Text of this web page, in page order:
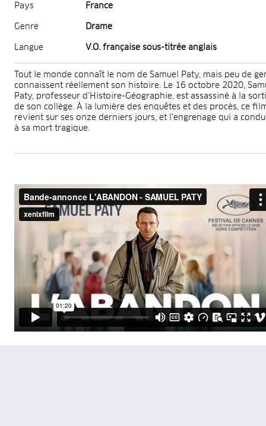
Pays France
Genre Drame
Langue V.O. française sous-titrée anglais
Tout le monde connaît le nom de Samuel Paty, mais peu de
connaissent réellement son histoire. Le 16 octobre 2020,
Paty, professeur d’Histoire-Géographie, est assassiné à la
de son collège. À la lumière des enquêtes et des procès, ce
revient sur ses onze derniers jours, et l’engrenage qui a
à sa mort tragique.